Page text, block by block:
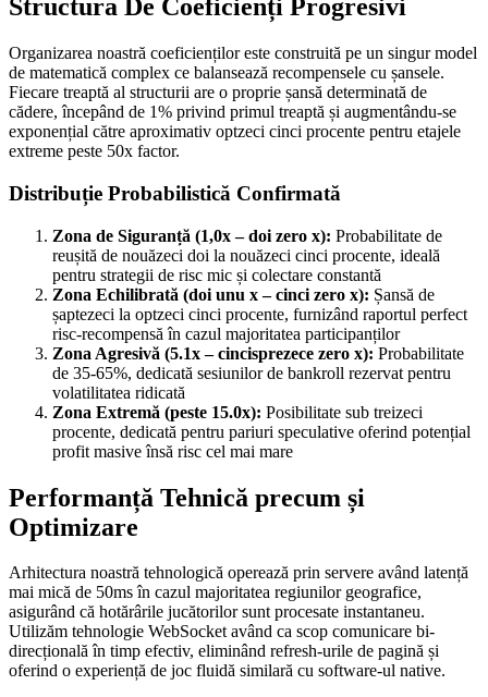
Structura De Coeficienți Progresivi
Organizarea noastră coeficienților este construită pe un singur model
de matematică complex ce balansează recompensele cu șansele.
Fiecare treaptă al structurii are o proprie șansă determinată de
cădere, începând de 1% privind primul treaptă și augmentându-se
exponențial către aproximativ optzeci cinci procente pentru etajele
extreme peste 50x factor.
Distribuție Probabilistică Confirmată
Zona de Siguranță (1,0x – doi zero x): Probabilitate de
reușită de nouăzeci doi la nouăzeci cinci procente, ideală
pentru strategii de risc mic și colectare constantă
Zona Echilibrată (doi unu x – cinci zero x): Șansă de
șaptezeci la optzeci cinci procente, furnizând raportul perfect
risc-recompensă în cazul majoritatea participanților
Zona Agresivă (5.1x – cincisprezece zero x): Probabilitate
de 35-65%, dedicată sesiunilor de bankroll rezervat pentru
volatilitatea ridicată
Zona Extremă (peste 15.0x): Posibilitate sub treizeci
procente, dedicată pentru pariuri speculative oferind potențial
profit masive însă risc cel mai mare
Performanță Tehnică precum și
Optimizare
Arhitectura noastră tehnologică operează prin servere având latență
mai mică de 50ms în cazul majoritatea regiunilor geografice,
asigurând că hotărârile jucătorilor sunt procesate instantaneu.
Utilizăm tehnologie WebSocket având ca scop comunicare bi-
direcțională în timp efectiv, eliminând refresh-urile de pagină și
oferind o experiență de joc fluidă similară cu software-ul native.